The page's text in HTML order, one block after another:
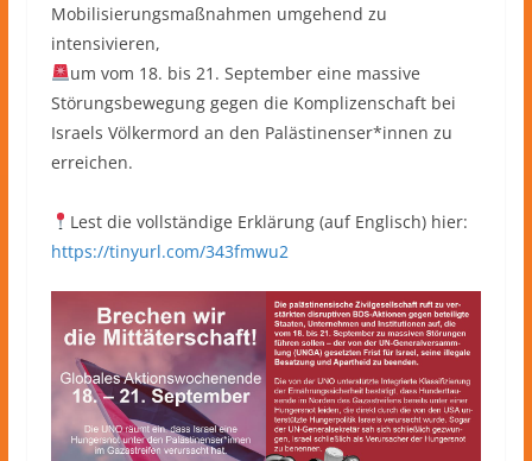
Mobilisierungsmaßnahmen umgehend zu
intensivieren,
um vom 18. bis 21. September eine massive
Störungsbewegung gegen die Komplizenschaft bei
Israels Völkermord an den Palästinenser*innen zu
erreichen.
Lest die vollständige Erklärung (auf Englisch) hier:
https://tinyurl.com/343fmwu2